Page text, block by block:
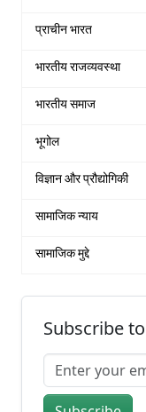
प्राचीन भारत
भारतीय राजव्यवस्था
भारतीय समाज
भूगोल
विज्ञान और प्रौद्योगिकी
सामाजिक न्याय
सामाजिक मुद्दे
Subscribe